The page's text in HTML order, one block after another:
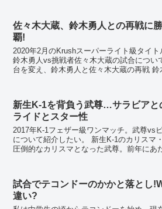
佐々木大蔵、鈴木勇人との再戦に
覇!
2020年2月のKrushスーパーライト級タイ
鈴木勇人vs挑戦者佐々木大蔵の試合につい
台を変え、鈴木勇人と佐々木大蔵の再戦 鈴
新生K-1を背負う武尊…サラビアと
ライドとスター性
2017年K-1フェザー級ワンマッチ。武尊vs
について紹介したい。 新生K-1のカリスマ
圧倒的なカリスマとなった武尊。前年にあ
試合でテコンドーのかかと落とし
違い?